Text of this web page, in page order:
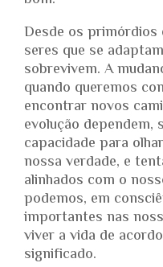
Desde os primórdios
seres que se
sobrevivem. A
quando queremos
encontrar novos
evolução dependem,
capacidade para
nossa verdade, e
alinhados com o
podemos, em
importantes nas
viver a vida de
significado.